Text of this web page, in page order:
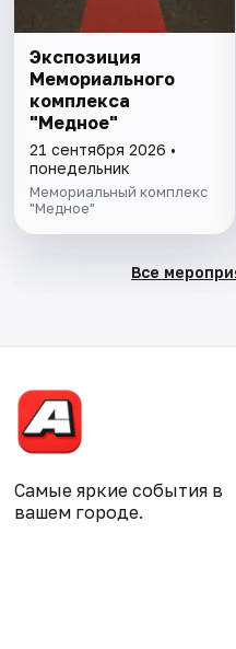
Экспозиция
Мемориального
комплекса
"Медное"
21 сентября 2026 •
понедельник
Мемориальный комплекс
"Медное"
Все
Самые яркие события в
вашем городе.